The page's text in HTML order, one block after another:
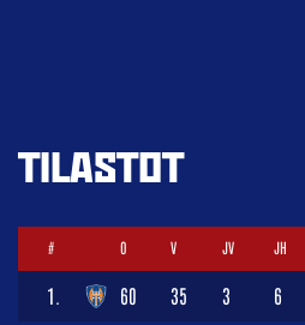
TILASTOT
# O V JV JH
1. 60 35 3 6